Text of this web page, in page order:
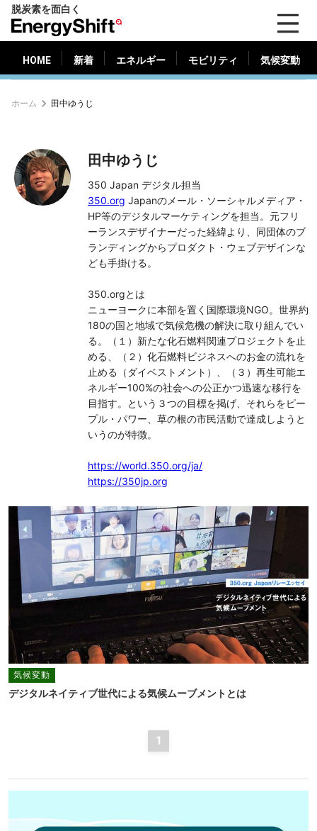
脱炭素を面白く
ナ
ジ
ー
HOME 新着 エネルギー モビリティ 気候変動
新着 エネルギー 気候変動
ホーム 田中ゆうじ
田中ゆうじ
350.org Japanのメール・ソーシャルメディア・
HP等のデジタルマーケティングを担当。元フリ
ーランスデザイナーだった経緯より、同団体のブ
ランディングからプロダクト・ウェブデザインな
ども手掛ける。
350.orgとは
ニューヨークに本部を置く国際環境NGO。世界約
180の国と地域で気候危機の解決に取り組んでい
る。（１）新たな化石燃料関連プロジェクトを止
める、（２）化石燃料ビジネスへのお金の流れを
止める（ダイベストメント）、（３）再生可能エ
ネルギー100%の社会への公正かつ迅速な移行を
目指す。という３つの目標を掲げ、それらをピー
プル・パワー、草の根の市民活動で達成しようと
いうのが特徴。
https://world.350.org/ja/
https://350jp.org
気候変動
デジタルネイティブ世代による気候ムーブメントとは
1